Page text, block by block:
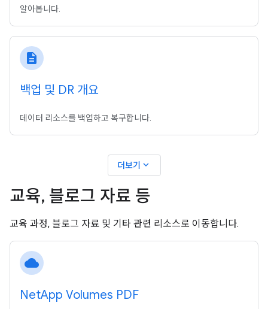
알아봅니다.
description
백업 및 DR 개요
데이터 리소스를 백업하고 복구합니다.
더보기 expand_more
교육, 블로그 자료 등
교육 과정, 블로그 자료 및 기타 관련 리소스로 이동합니다.
cloud
NetApp Volumes PDF